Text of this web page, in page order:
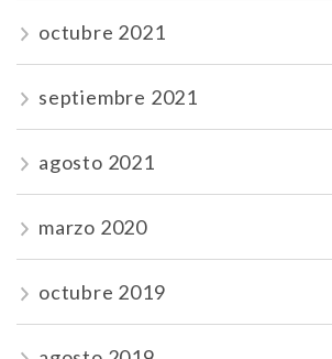
octubre 2021
septiembre 2021
agosto 2021
marzo 2020
octubre 2019